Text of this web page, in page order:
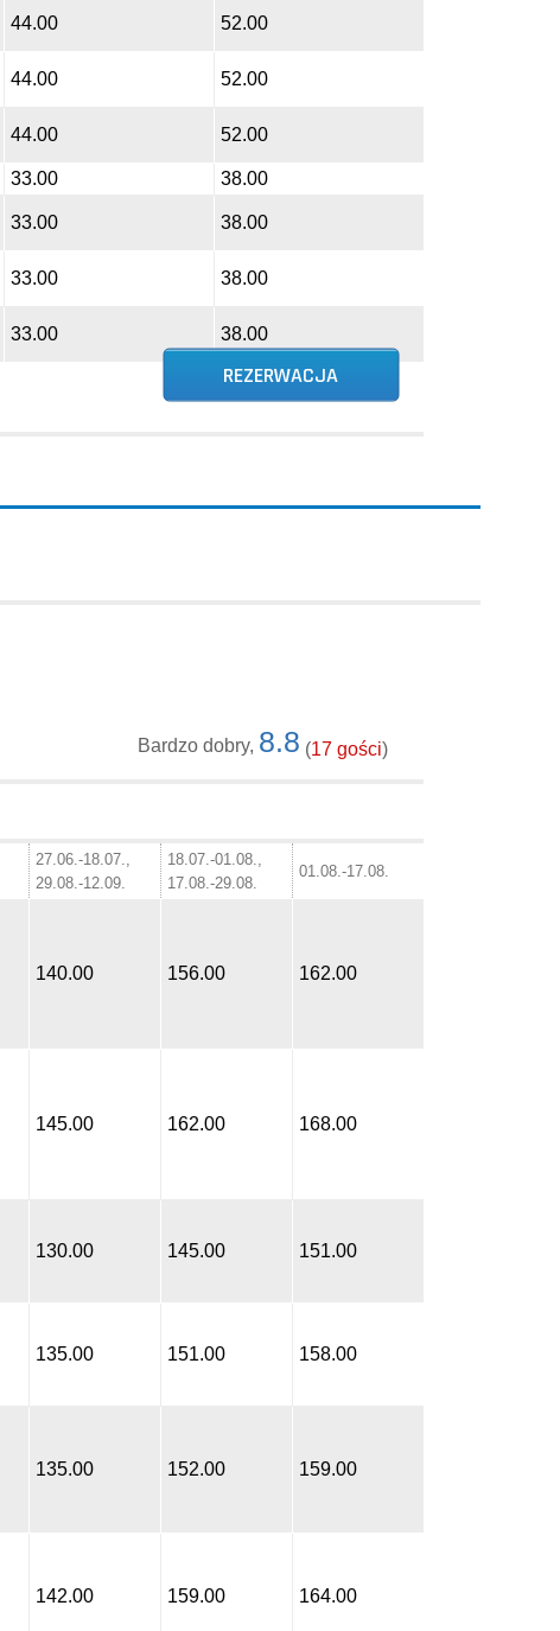
44.00 52.00
44.00 52.00
44.00 52.00
33.00
38.00
33.00 38.00
33.00 38.00
33.00 38.00
REZERWACJA
Bardzo dobry, 8.8 (17 gości)
27.06.-18.07.,
29.08.-12.09.
18.07.-01.08.,
17.08.-29.08.
01.08.-17.08.
140.00 156.00 162.00
145.00 162.00 168.00
130.00 145.00 151.00
135.00 151.00 158.00
135.00 152.00 159.00
142.00 159.00 164.00